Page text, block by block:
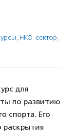
, НКО-сектор,
для
по развитию
спорта. Его